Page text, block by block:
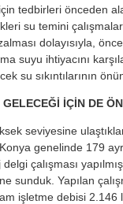
tedbirleri önceden
su temini
dolayısıyla,
suyu ihtiyacını
su sıkıntılarının
İÇİN DE
seviyesine
genelinde 179
çalışması
sunduk. Yapılan
işletme debisi